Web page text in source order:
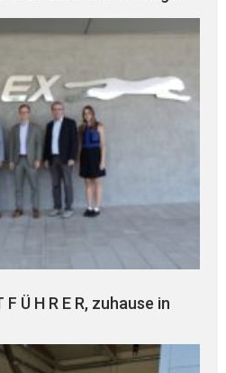
F Ü H R E R, zuhause in